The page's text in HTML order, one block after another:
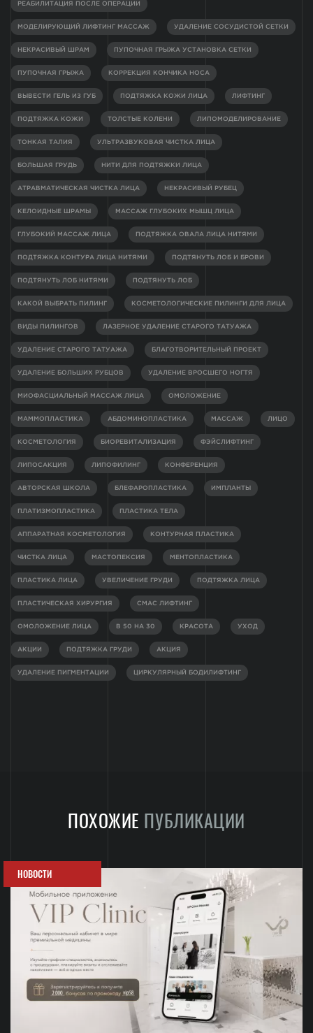
РЕАБИЛИТАЦИЯ ПОСЛЕ ОПЕРАЦИИ
МОДЕЛИРУЮЩИЙ ЛИФТИНГ МАССАЖ УДАЛЕНИЕ СОСУДИСТОЙ СЕТКИ
НЕКРАСИВЫЙ ШРАМ ПУПОЧНАЯ ГРЫЖА УСТАНОВКА СЕТКИ
ПУПОЧНАЯ ГРЫЖА КОРРЕКЦИЯ КОНЧИКА НОСА
ВЫВЕСТИ ГЕЛЬ ИЗ ГУБ ПОДТЯЖКА КОЖИ ЛИЦА ЛИФТИНГ
ПОДТЯЖКА КОЖИ ТОЛСТЫЕ КОЛЕНИ ЛИПОМОДЕЛИРОВАНИЕ
ТОНКАЯ ТАЛИЯ УЛЬТРАЗВУКОВАЯ ЧИСТКА ЛИЦА
БОЛЬШАЯ ГРУДЬ НИТИ ДЛЯ ПОДТЯЖКИ ЛИЦА
АТРАВМАТИЧЕСКАЯ ЧИСТКА ЛИЦА НЕКРАСИВЫЙ РУБЕЦ
КЕЛОИДНЫЕ ШРАМЫ МАССАЖ ГЛУБОКИХ МЫШЦ ЛИЦА
ГЛУБОКИЙ МАССАЖ ЛИЦА ПОДТЯЖКА ОВАЛА ЛИЦА НИТЯМИ
ПОДТЯЖКА КОНТУРА ЛИЦА НИТЯМИ ПОДТЯНУТЬ ЛОБ И БРОВИ
ПОДТЯНУТЬ ЛОБ НИТЯМИ ПОДТЯНУТЬ ЛОБ
КАКОЙ ВЫБРАТЬ ПИЛИНГ КОСМЕТОЛОГИЧЕСКИЕ ПИЛИНГИ ДЛЯ ЛИЦА
ВИДЫ ПИЛИНГОВ ЛАЗЕРНОЕ УДАЛЕНИЕ СТАРОГО ТАТУАЖА
УДАЛЕНИЕ СТАРОГО ТАТУАЖА БЛАГОТВОРИТЕЛЬНЫЙ ПРОЕКТ
УДАЛЕНИЕ БОЛЬШИХ РУБЦОВ УДАЛЕНИЕ ВРОСШЕГО НОГТЯ
МИОФАСЦИАЛЬНЫЙ МАССАЖ ЛИЦА ОМОЛОЖЕНИЕ
МАММОПЛАСТИКА АБДОМИНОПЛАСТИКА МАССАЖ ЛИЦО
КОСМЕТОЛОГИЯ БИОРЕВИТАЛИЗАЦИЯ ФЭЙСЛИФТИНГ
ЛИПОСАКЦИЯ ЛИПОФИЛИНГ КОНФЕРЕНЦИЯ
АВТОРСКАЯ ШКОЛА БЛЕФАРОПЛАСТИКА ИМПЛАНТЫ
ПЛАТИЗМОПЛАСТИКА ПЛАСТИКА ТЕЛА
АППАРАТНАЯ КОСМЕТОЛОГИЯ КОНТУРНАЯ ПЛАСТИКА
ЧИСТКА ЛИЦА МАСТОПЕКСИЯ МЕНТОПЛАСТИКА
ПЛАСТИКА ЛИЦА УВЕЛИЧЕНИЕ ГРУДИ ПОДТЯЖКА ЛИЦА
ПЛАСТИЧЕСКАЯ ХИРУРГИЯ СМАС ЛИФТИНГ
ОМОЛОЖЕНИЕ ЛИЦА В 50 НА 30 КРАСОТА УХОД
АКЦИИ ПОДТЯЖКА ГРУДИ АКЦИЯ
УДАЛЕНИЕ ПИГМЕНТАЦИИ ЦИРКУЛЯРНЫЙ БОДИЛИФТИНГ
ПОХОЖИЕ ПУБЛИКАЦИИ
НОВОСТИ